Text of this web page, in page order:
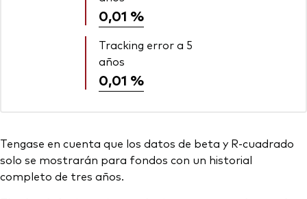
0,01 %
Tracking error a 5
años
0,01 %
Tengase en cuenta que los datos de beta y R-cuadrado
solo se mostrarán para fondos con un historial
completo de tres años.